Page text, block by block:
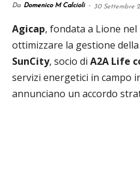
Da Domenico M Calcioli - 30 Settembre
Agicap, fondata a Lione
ottimizzare la gestione
SunCity, socio di A2A Life
servizi energetici in campo
annunciano un accordo